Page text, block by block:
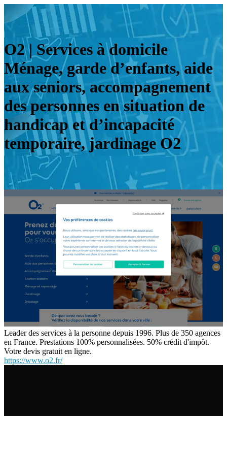
O2 | Services à domicile
Ménage, garde d’enfants, aide
aux seniors, accom­pag­ne­ment
des personnes en situation de
handicap et d’incapacité
temporaire, jardinage O2
Leader des services à la personne depuis 1996. Plus de 350 agences
en France. Prestations 100% personnalisées. 50% crédit d'impôt.
Votre devis gratuit en ligne.
https://www.o2.fr/